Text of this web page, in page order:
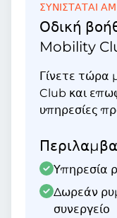
ΣΥΝΙΣΤΑΤΑΙ
Οδική
Mobility
Γίνετε τώρα
Club και
υπηρεσίες
Υπηρεσία
Δωρεάν
συνεργείο